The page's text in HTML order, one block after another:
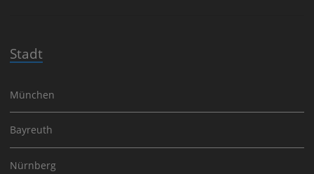
Stadt
München
Bayreuth
Nürnberg